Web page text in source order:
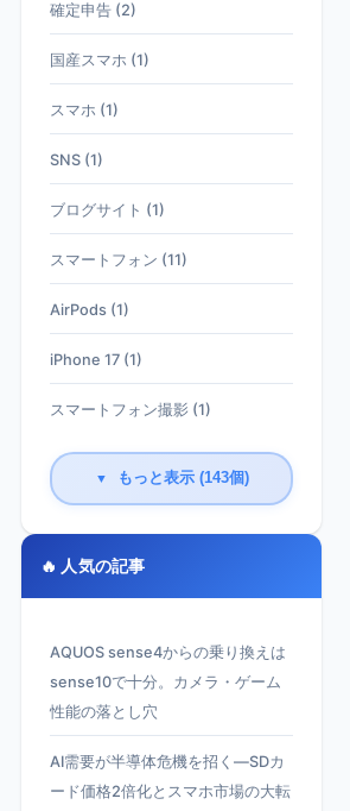
確定申告 (2)
国産スマホ (1)
スマホ (1)
SNS (1)
ブログサイト (1)
スマートフォン (11)
AirPods (1)
iPhone 17 (1)
スマートフォン撮影 (1)
▼ もっと表示 (143個)
🔥 人気の記事
AQUOS sense4からの乗り換えは
sense10で十分。カメラ・ゲーム
性能の落とし穴
AI需要が半導体危機を招く—SDカ
ード価格2倍化とスマホ市場の大転